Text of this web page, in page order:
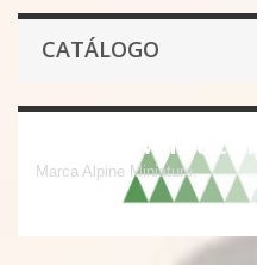
CATÁLOGO
Alpine Miniature
Marca Alpine Miniature.